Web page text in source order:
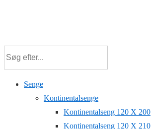
Senge
Kontinentalsenge
Kontinentalseng 120 X 200
Kontinentalseng 120 X 210